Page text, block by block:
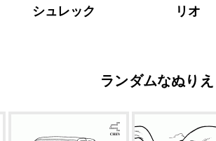
シュレック リオ
ランダムなぬりえ